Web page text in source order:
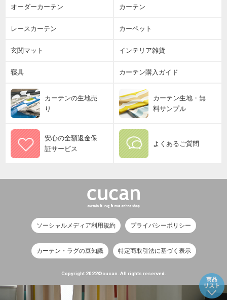
オーダーカーテン カーテン
レースカーテン カーペット
玄関マット インテリア雑貨
寝具 カーテン購入ガイド
カーテンの生地売
り
カーテン生地・無
料サンプル
安心の全額返金保
証サービス
よくあるご質問
ソーシャルメディア利用規約 プライバシーポリシー
カーテン・ラグの豆知識 特定商取引法に基づく表示
Copyright 2022©cucan. All rights reserved.